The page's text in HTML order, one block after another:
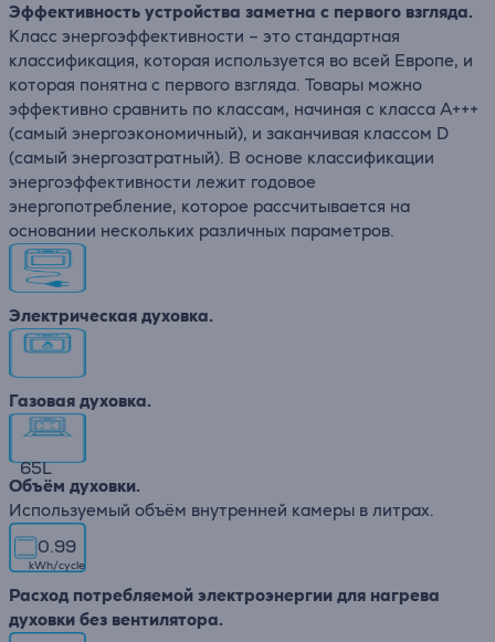
Эффективность устройства заметна с первого взгляда.
Класс энергоэффективности – это стандартная
классификация, которая используется во всей Европе, и
которая понятна с первого взгляда. Товары можно
эффективно сравнить по классам, начиная с класса A+++
(самый энергоэкономичный), и заканчивая классом D
(самый энергозатратный). В основе классификации
энергоэффективности лежит годовое
энергопотребление, которое рассчитывается на
основании нескольких различных параметров.
Электрическая духовка.
Газовая духовка.
65L
Объём духовки.
Используемый объём внутренней камеры в литрах.
0.99
kWh/cycle
Расход потребляемой электроэнергии для нагрева
духовки без вентилятора.